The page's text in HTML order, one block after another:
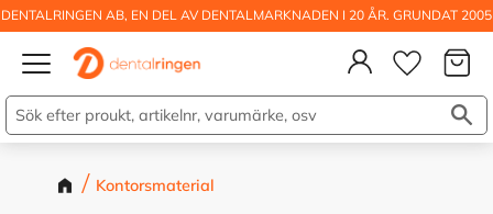
DENTALRINGEN AB, EN DEL AV DENTALMARKNADEN I 20 ÅR. GRUNDAT 2005
Kontorsmaterial